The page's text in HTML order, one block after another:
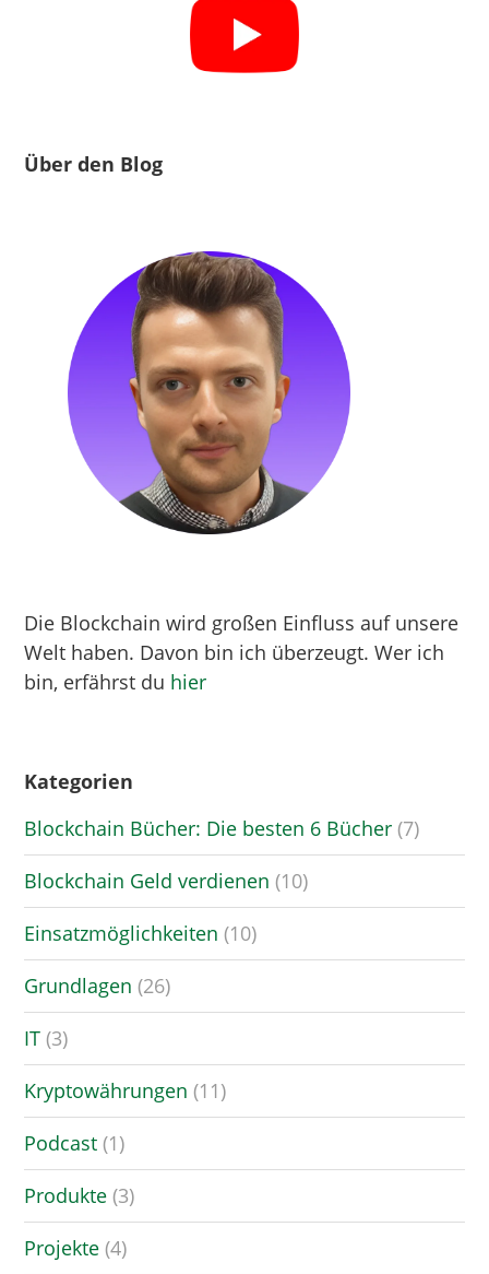
Über den Blog
Die Blockchain wird großen Einfluss auf unsere
Welt haben. Davon bin ich überzeugt. Wer ich
bin, erfährst du hier
Kategorien
Blockchain Bücher: Die besten 6 Bücher (7)
Blockchain Geld verdienen (10)
Einsatzmöglichkeiten (10)
Grundlagen (26)
IT (3)
Kryptowährungen (11)
Podcast (1)
Produkte (3)
Projekte (4)